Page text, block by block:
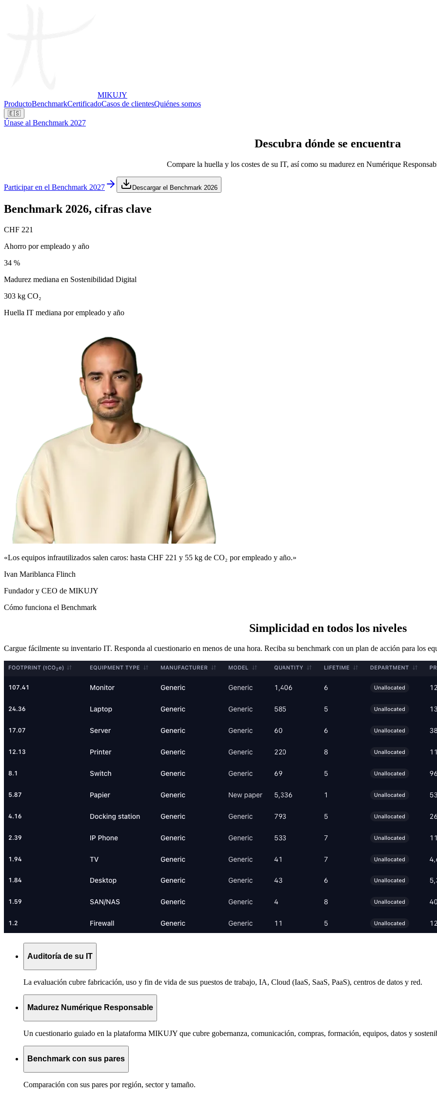
MIKUJY
ProductoBenchmarkCertificadoCasos de clientesQuiénes somos
🇪🇸
Únase al Benchmark 2027
Descubra dónde se encuentra
Compare la huella y los costes de su IT, así como su madurez en Numérique
Participar en el Benchmark 2027 Descargar el Benchmark 2026
Benchmark 2026, cifras clave
CHF 221
Ahorro por empleado y año
34 %
Madurez mediana en Sostenibilidad Digital
303 kg CO₂
Huella IT mediana por empleado y año
«Los equipos infrautilizados salen caros: hasta CHF 221 y 55 kg de CO₂ por empleado y año.»
Ivan Mariblanca Flinch
Fundador y CEO de MIKUJY
Cómo funciona el Benchmark
Simplicidad en todos los niveles
Cargue fácilmente su inventario IT. Responda al cuestionario en menos de una hora. Reciba su benchmark con un plan de acción para los
Auditoría de su IT
La evaluación cubre fabricación, uso y fin de vida de sus puestos de trabajo, IA, Cloud (IaaS, SaaS, PaaS), centros de datos y red.
Madurez Numérique Responsable
Un cuestionario guiado en la plataforma MIKUJY que cubre gobernanza, comunicación, compras, formación, equipos, datos y
Benchmark con sus pares
Comparación con sus pares por región, sector y tamaño.